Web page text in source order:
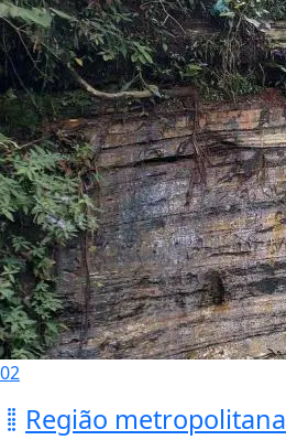
02
Região metropolitana